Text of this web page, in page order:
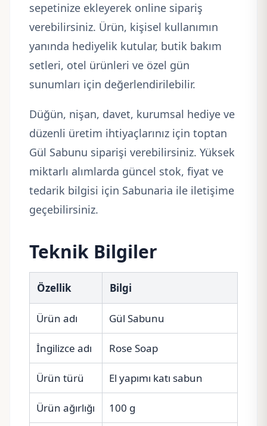
sepetinize ekleyerek online sipariş
verebilirsiniz. Ürün, kişisel kullanımın
yanında hediyelik kutular, butik bakım
setleri, otel ürünleri ve özel gün
sunumları için değerlendirilebilir.
Düğün, nişan, davet, kurumsal hediye ve
düzenli üretim ihtiyaçlarınız için toptan
Gül Sabunu siparişi verebilirsiniz. Yüksek
miktarlı alımlarda güncel stok, fiyat ve
tedarik bilgisi için Sabunaria ile iletişime
geçebilirsiniz.
Teknik Bilgiler
Özellik Bilgi
Ürün adı Gül Sabunu
İngilizce adı Rose Soap
Ürün türü El yapımı katı sabun
Ürün ağırlığı 100 g